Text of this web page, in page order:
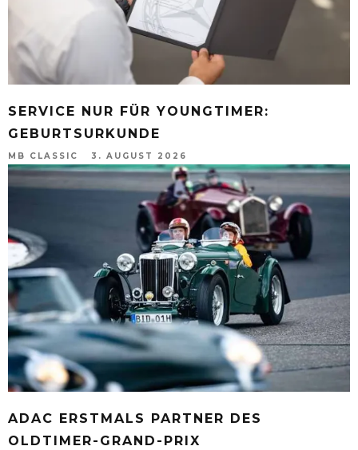
SERVICE NUR FÜR YOUNGTIMER:
GEBURTSURKUNDE
MB CLASSIC 3. AUGUST 2026
ADAC ERSTMALS PARTNER DES
OLDTIMER-GRAND-PRIX